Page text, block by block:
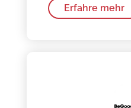
Erfahre mehr